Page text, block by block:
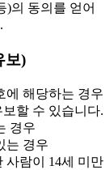
)의 동의를 얻어
보)
해당하는 경우
할 수 있습니다.
경우
는 경우
사람이 14세 미만